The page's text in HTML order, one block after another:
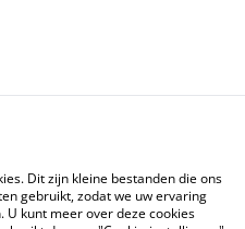
Voorwaarden
Cookiebeleid
Dit zijn kleine bestanden die ons
gebruikt, zodat we uw ervaring
U kunt meer over deze cookies